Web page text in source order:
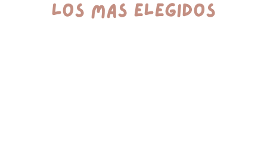
los más elegidos